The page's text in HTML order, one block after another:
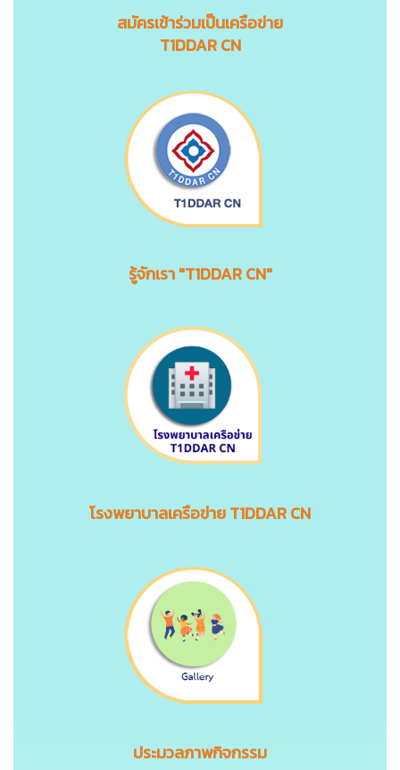
สมัครเข้าร่วมเป็นเครือข่าย
T1DDAR CN
รู้จักเรา "T1DDAR CN"
โรงพยาบาลเครือข่าย T1DDAR CN
ประมวลภาพกิจกรรม